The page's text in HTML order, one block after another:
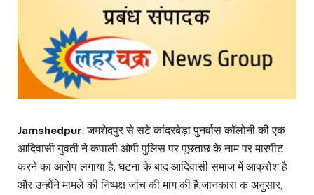
Jamshedpur. जमशेदपुर से सटे कांदरबेड़ा पुनर्वास कॉलोनी की एक
आदिवासी युवती ने कपाली ओपी पुलिस पर पूछताछ के नाम पर मारपीट
करने का आरोप लगाया है. घटना के बाद आदिवासी समाज में आक्रोश है
और उन्होंने मामले की निष्पक्ष जांच की मांग की है.जानकारा क अनुसार,